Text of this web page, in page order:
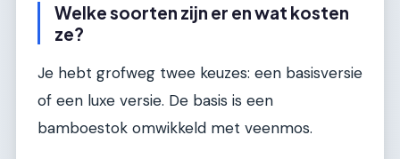
Welke soorten zijn er en wat kosten
ze?
Je hebt grofweg twee keuzes: een basisversie
of een luxe versie. De basis is een
bamboestok omwikkeld met veenmos.